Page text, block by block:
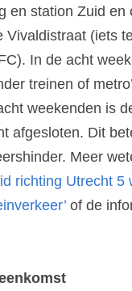
en station Zuid en
Vivaldistraat (iets
In de acht
treinen of
weekenden is
afgesloten. Dit
Meer
richting Utrecht 5
of de